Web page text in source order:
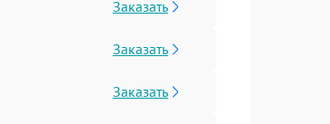
Заказать
Заказать
Заказать